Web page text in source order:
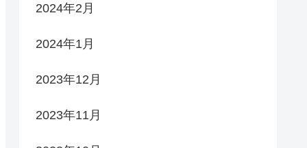
2024年2月
2024年1月
2023年12月
2023年11月